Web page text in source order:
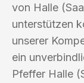
von Halle
unterstützen
unserer
ein
Pfeffer Halle